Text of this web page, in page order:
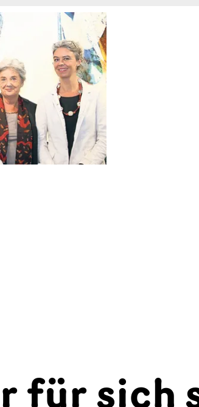
für sich